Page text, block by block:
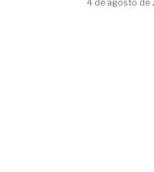
4 de agosto de